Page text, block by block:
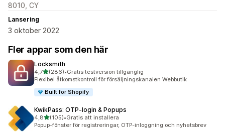
8010, CY
Lansering
3 oktober 2022
Fler appar som den här
Locksmith
4,7av 5 stjärnor
(286)
286 recensioner totalt
•Gratis testversion tillgänglig
Flexibel åtkomstkontroll för försäljningskanalen Webbutik
Built for Shopify
KwikPass: OTP‑login & Popups
4,8av 5 stjärnor
(105)
105 recensioner totalt
•Gratis att installera
Popup-fönster för registreringar, OTP-inloggning och nyhetsbrev